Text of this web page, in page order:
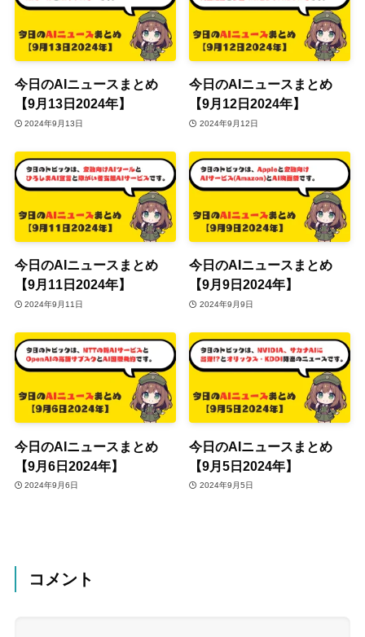
今日のAIニュースまとめ
【9月13日2024年】
2024年9月13日
今日のAIニュースまとめ
【9月12日2024年】
2024年9月12日
今日のAIニュースまとめ
【9月11日2024年】
2024年9月11日
今日のAIニュースまとめ
【9月9日2024年】
2024年9月9日
今日のAIニュースまとめ
【9月6日2024年】
2024年9月6日
今日のAIニュースまとめ
【9月5日2024年】
2024年9月5日
コメント